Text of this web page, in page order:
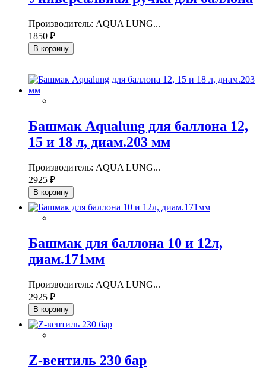
Производитель: AQUA LUNG...
1850 ₽
В корзину
Башмак Aqualung для баллона 12,
15 и 18 л, диам.203 мм
Производитель: AQUA LUNG...
2925 ₽
В корзину
Башмак для баллона 10 и 12л,
диам.171мм
Производитель: AQUA LUNG...
2925 ₽
В корзину
Z-вентиль 230 бар